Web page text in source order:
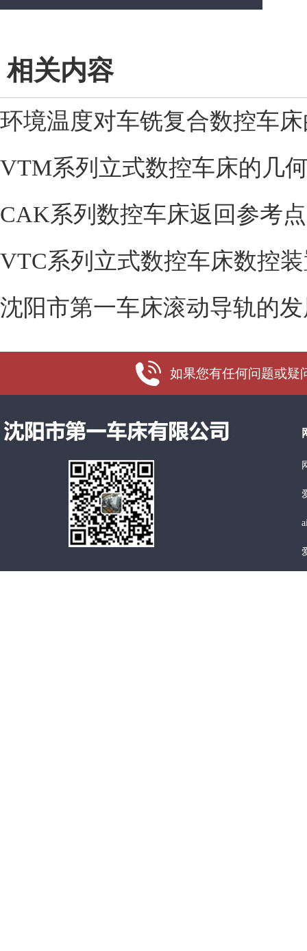
相关内容
环境温度对车铣复合数控车
VTM系列立式数控车床的几
CAK系列数控车床返回参考
VTC系列立式数控车床数控
沈阳市第一车床滚动导轨的
如果您有任何问题或疑